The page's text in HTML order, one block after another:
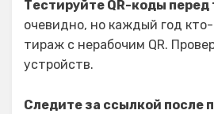
Тестируйте QR-коды
очевидно, но каждый год
тираж с нерабочим QR.
устройств.
Следите за ссылкой после